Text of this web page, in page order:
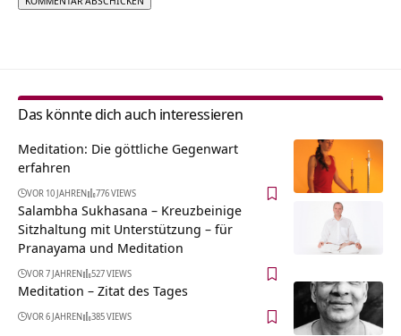
Das könnte dich auch interessieren
Meditation: Die göttliche Gegenwart
erfahren
VOR 10 JAHREN 776 VIEWS
Salambha Sukhasana – Kreuzbeinige
Sitzhaltung mit Unterstützung – für
Pranayama und Meditation
VOR 7 JAHREN 527 VIEWS
Meditation – Zitat des Tages
VOR 6 JAHREN 385 VIEWS